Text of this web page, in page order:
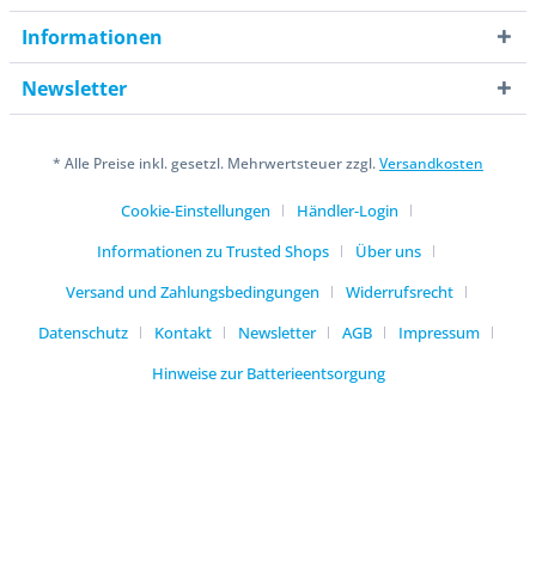
Informationen
Newsletter
* Alle Preise inkl. gesetzl. Mehrwertsteuer zzgl.Versandkosten
Cookie-Einstellungen
Händler-Login
Informationen zu Trusted Shops
Über uns
Versand und Zahlungsbedingungen
Widerrufsrecht
Datenschutz
Kontakt Newsletter AGB
Impressum
Hinweise zur Batterieentsorgung